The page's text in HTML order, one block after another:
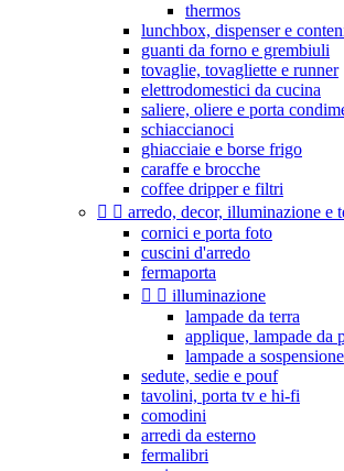
thermos
lunchbox, dispenser e
guanti da forno e grembiuli
tovaglie, tovagliette e runner
elettrodomestici da cucina
saliere, oliere e porta
schiaccianoci
ghiacciaie e borse frigo
caraffe e brocche
coffee dripper e filtri
  arredo, decor, illuminazione e
cornici e porta foto
cuscini d'arredo
fermaporta
  illuminazione
lampade da terra
applique, lampade da
lampade a sospensione
sedute, sedie e pouf
tavolini, porta tv e hi-fi
comodini
arredi da esterno
fermalibri